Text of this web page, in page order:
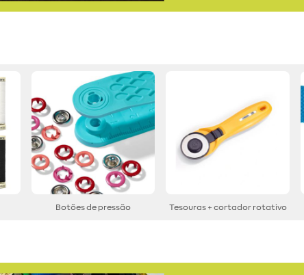
Botões de pressão Tesouras + cortador rotativo